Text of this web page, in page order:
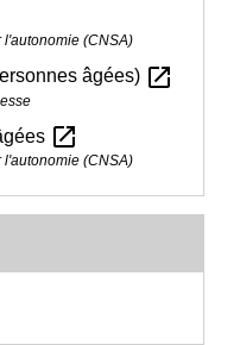
(CNSA)
âgées) open_in_new
open_in_new
(CNSA)